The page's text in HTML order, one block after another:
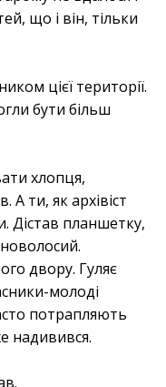
що і він, тільки
цієї території.
бути більш
хлопця,
А ти, як архівіст
Дістав планшетку,
двору. Гуляє
молоді
потрапляють
надивився.